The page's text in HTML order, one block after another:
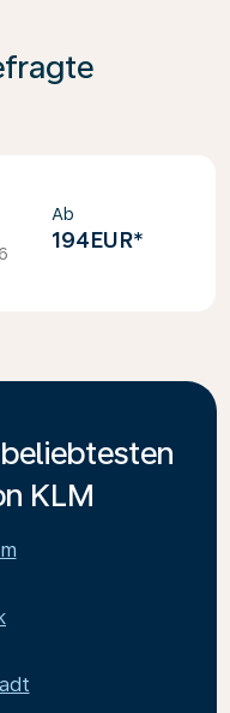
Ab
194EUR*
KLM